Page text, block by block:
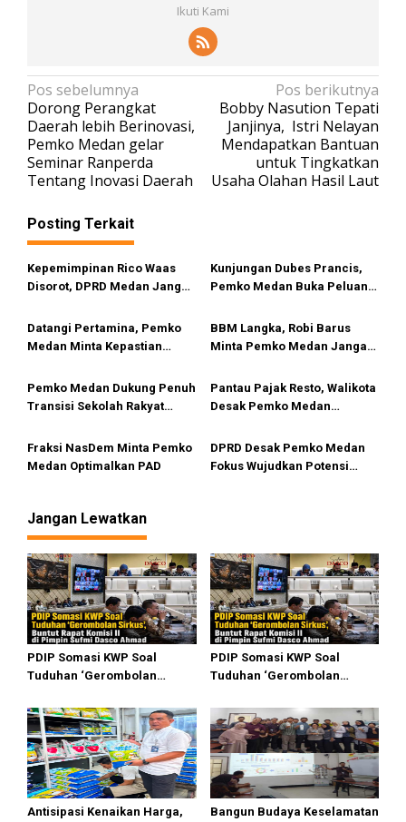
Ikuti Kami
N
a
v
i
g
a
s
i
p
o
s
Pos sebelumnya
Dorong Perangkat
Daerah lebih Berinovasi,
Pemko Medan gelar
Seminar Ranperda
Tentang Inovasi Daerah
Pos berikutnya
Bobby Nasution Tepati
Janjinya, Istri Nelayan
Mendapatkan Bantuan
untuk Tingkatkan
Usaha Olahan Hasil Laut
Posting Terkait
Kepemimpinan Rico Waas
Disorot, DPRD Medan Jangan
Kunjungan Dubes Prancis,
Pemko Medan Buka Peluang
Hingga Industri Kreatif
Datangi Pertamina, Pemko
Medan Minta Kepastian
BBM di SPBU
BBM Langka, Robi Barus
Minta Pemko Medan Jangan
Pemko Medan Dukung Penuh
Transisi Sekolah Rakyat
Pantau Pajak Resto, Walikota
Desak Pemko Medan
Fraksi NasDem Minta Pemko
Medan Optimalkan PAD
DPRD Desak Pemko Medan
Fokus Wujudkan Potensi
Jangan Lewatkan
PDIP Somasi KWP Soal
Tuduhan ‘Gerombolan
II Dipimpin Sufmi Dasco
Ahmad
PDIP Somasi KWP Soal
Tuduhan ‘Gerombolan
II Dipimpin Sufmi Dasco
Ahmad
Antisipasi Kenaikan Harga,
Bangun Budaya Keselamatan